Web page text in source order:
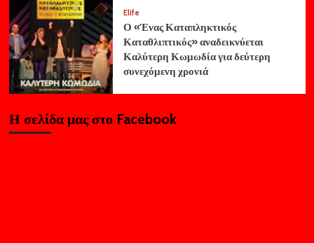
Elife
Ο «Ένας Καταπληκτικός
Καταθλιπτικός» αναδεικνύεται
Καλύτερη Κωμωδία για δεύτερη
συνεχόμενη χρονιά
Η σελίδα μας στο Facebook